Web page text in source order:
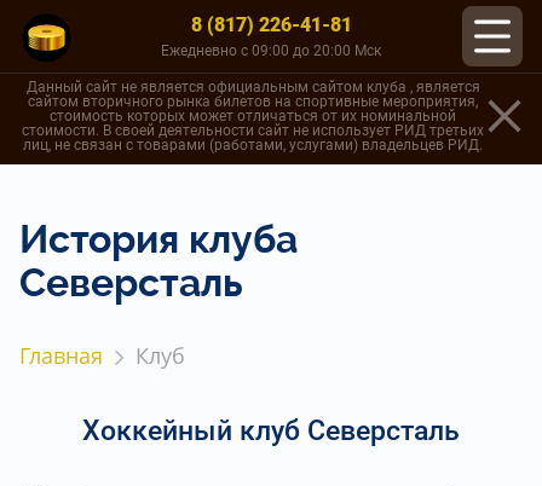
8 (817) 226-41-81
Ежедневно с 09:00 до 20:00 Мск
Данный сайт не является официальным сайтом клуба , является
сайтом вторичного рынка билетов на спортивные мероприятия,
стоимость которых может отличаться от их номинальной
стоимости. В своей деятельности сайт не использует РИД третьих
лиц, не связан с товарами (работами, услугами) владельцев РИД.
История клуба
Северсталь
Главная Клуб
Хоккейный клуб Северсталь